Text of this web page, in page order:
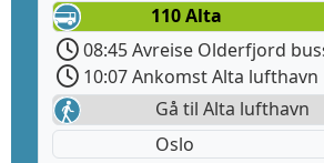
110 Alta
08:45 Avreise Olderfjord
10:07 Ankomst Alta lufthavn
Gå til Alta lufthavn
Oslo